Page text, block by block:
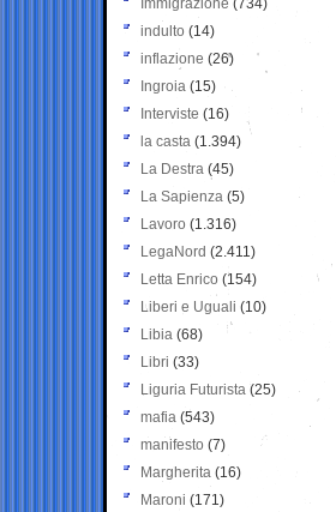
Immigrazione (734)
indulto (14)
inflazione (26)
Ingroia (15)
Interviste (16)
la casta (1.394)
La Destra (45)
La Sapienza (5)
Lavoro (1.316)
LegaNord (2.411)
Letta Enrico (154)
Liberi e Uguali (10)
Libia (68)
Libri (33)
Liguria Futurista (25)
mafia (543)
manifesto (7)
Margherita (16)
Maroni (171)